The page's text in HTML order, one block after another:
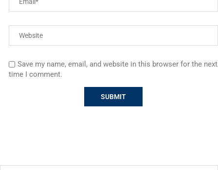
Save my name, email, and website in this browser for the next
time I comment.